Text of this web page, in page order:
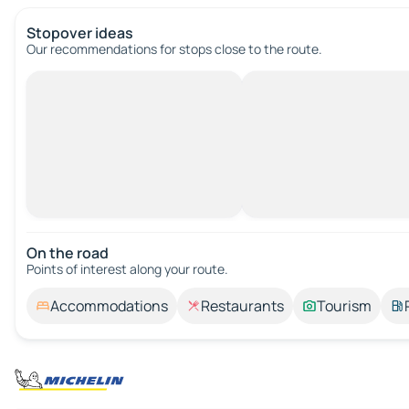
Stopover ideas
Our recommendations for stops close to the route.
On the road
Points of interest along your route.
Accommodations Restaurants Tourism